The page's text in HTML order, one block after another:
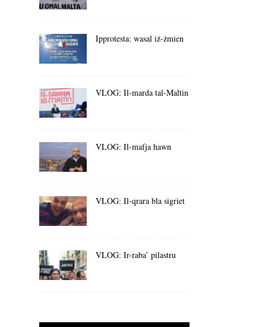
Ipprotesta: wasal iż-żmien
VLOG: Il-marda tal-Maltin
VLOG: Il-mafja hawn
VLOG: Il-qrara bla sigriet
VLOG: Ir-raba’ pilastru